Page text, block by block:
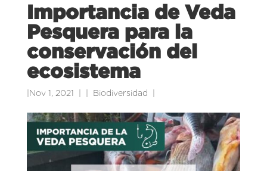
Importancia de Veda
Pesquera para la
conservación del
ecosistema
Nov 1, 2021 Biodiversidad